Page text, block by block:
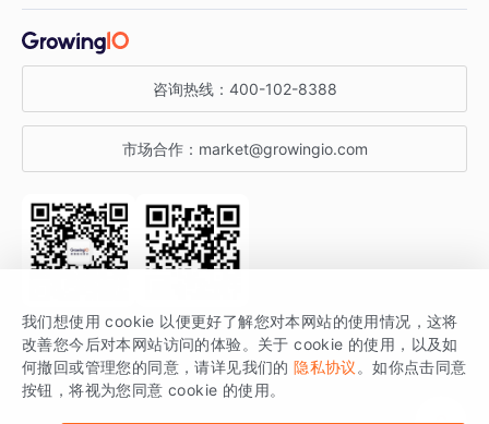
金融行业
获客分析
增长公开课
增长博客
开发者文档
SDK 文档
场景指南
关于 GrowingIO
增长大会
行业活动
咨询热线： 400-102-8388
市场合作： market@growingio.com
关注公众号 获取更多干货
GrowingIO 是专注于数据智能分析与增长的品牌，核心平台为 GrowingIO
分析云。
我们想使用 cookie 以便更好了解您对本网站的使用情况，这将
改善您今后对本网站访问的体验。关于 cookie 的使用，以及如
何撤回或管理您的同意，请详见我们的 隐私协议 。如你点击同意
按钮，将视为您同意 cookie 的使用。